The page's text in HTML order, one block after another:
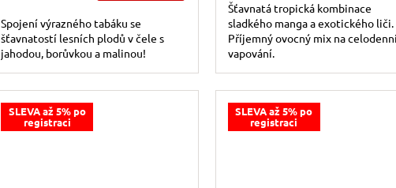
Spojení výrazného tabáku se
šťavnatostí lesních plodů v čele s
jahodou, borůvkou a malinou!
Šťavnatá tropická kombinace
sladkého manga a exotického liči.
Příjemný ovocný mix na
vapování.
SLEVA až 5% po
registraci
SLEVA až 5% po
registraci